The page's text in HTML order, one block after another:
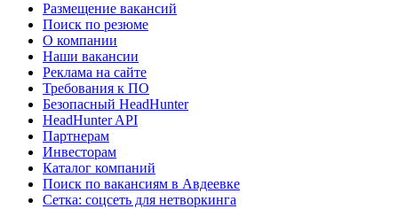
Размещение вакансий
Поиск по резюме
О компании
Наши вакансии
Реклама на сайте
Требования к ПО
Безопасный HeadHunter
HeadHunter API
Партнерам
Инвесторам
Каталог компаний
Поиск по вакансиям в Авдеевке
Сетка: соцсеть для нетворкинга